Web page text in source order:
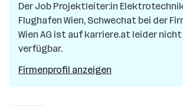
Flughafen
Wien
Der Job Projektleiter:in
Flughafen Wien, Schwechat bei der
Wien AG ist auf karriere.at leider nicht
verfügbar.
Firmenprofil anzeigen